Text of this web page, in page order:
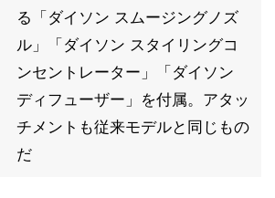
る「ダイソン スムージングノズ
ル」「ダイソン スタイリングコ
ンセントレーター」「ダイソン
ディフューザー」を付属。アタッ
チメントも従来モデルと同じもの
だ